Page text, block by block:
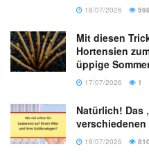
18/07/2026 598
Mit diesen
Hortensien
üppige
17/07/2026 1
Natürlich! Das
verschiedenen
18/07/2026 810